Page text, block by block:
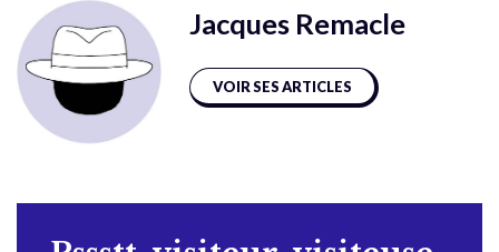
Jacques Remacle
VOIR SES ARTICLES